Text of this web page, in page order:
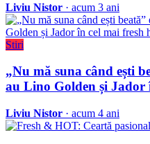
Liviu Nistor · acum 3 ani
Stiri
„Nu mă suna când ești
au Lino Golden și Jador
Liviu Nistor · acum 4 ani